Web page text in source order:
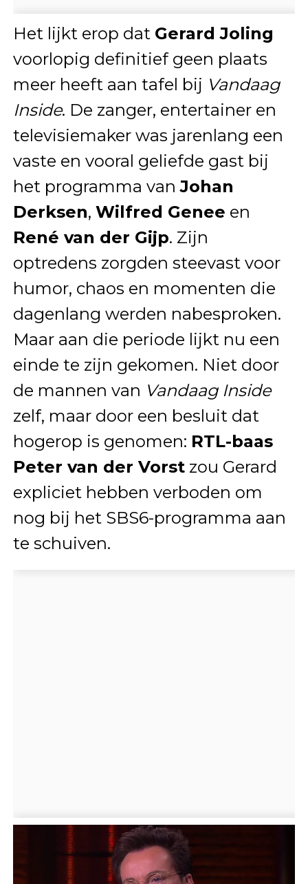
Het lijkt erop dat Gerard Joling
voorlopig definitief geen plaats
meer heeft aan tafel bij Vandaag
Inside. De zanger, entertainer en
televisiemaker was jarenlang een
vaste en vooral geliefde gast bij
het programma vanJohan
Derksen, Wilfred Genee en
René van der Gijp. Zijn
optredens zorgden steevast voor
humor, chaos en momenten die
dagenlang werden nabesproken.
Maar aan die periode lijkt nu een
einde te zijn gekomen. Niet door
de mannen van Vandaag Inside
zelf, maar door een besluit dat
hogerop is genomen: RTL-baas
Peter van der Vorstzou Gerard
expliciet hebben verboden om
nog bij het SBS6-programma aan
te schuiven.